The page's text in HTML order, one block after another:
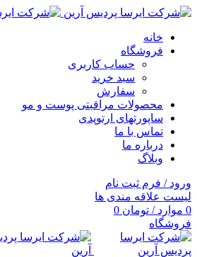
خانه
فروشگاه
حساب کاربری
سبد خرید
سفارش
محصولات مراقبتی پوست و مو
ساپورتهای ارتوپدی
تماس با ما
درباره ما
وبلاگ
ورود / فرم ثبت نام
لیست علاقه مندی ها
0 موارد / تومان
فروشگاه